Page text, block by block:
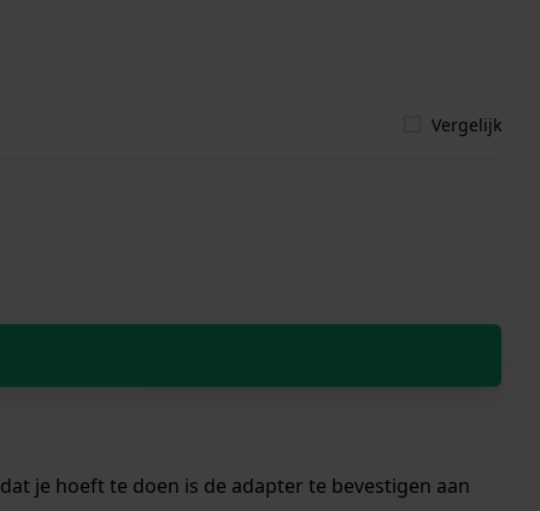
Vergelijk
je hoeft te doen is de adapter te bevestigen aan